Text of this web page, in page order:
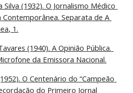
Silva (1932). O Jornalismo Médico
Separata de A
1.
(1940). A Opinião Pública.
da Emissora Nacional.
O Centenário do “Campeão
do Primeiro Jornal